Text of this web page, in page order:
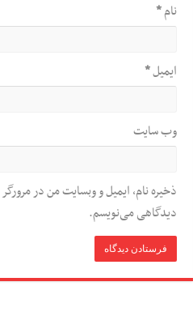
نام*
ایمیل*
وب‌ سایت
ذخیره نام، ایمیل و وبسایت من در
دیدگاهی می‌نویسم.